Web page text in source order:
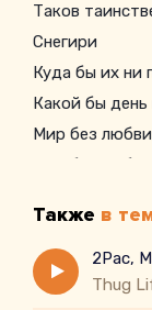
Таков
Снегири
Куда бы их ни
Какой бы
Мир без
Мир без
Они идут,
Они идут на
По
Также в
2Pac,
Thug